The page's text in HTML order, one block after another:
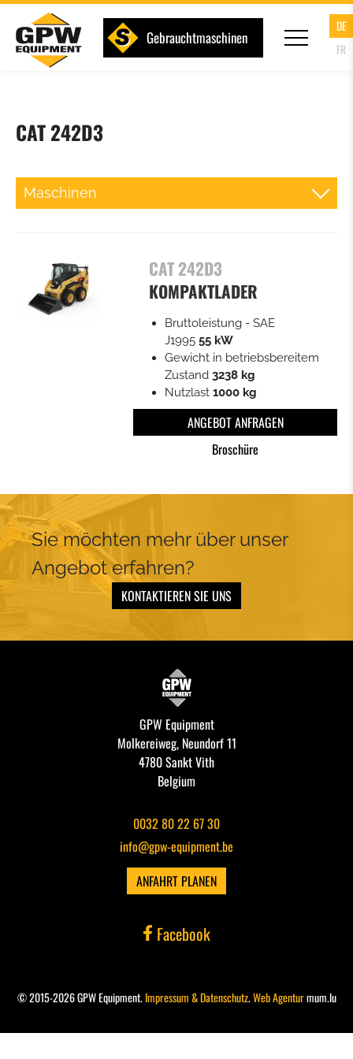
Gebrauchtmaschinen
DE
FR
CAT 242D3
Maschinen
KOMPAKTE RADLADER
RADLADER
KOMPAKT-KETTENLADER
KETTENDOZER
CAT 242D3
KOMPAKTLADER
Bruttoleistung - SAE
J1995 55 kW
Gewicht in betriebsbereitem
Zustand3238 kg
Nutzlast 1000 kg
ANGEBOT ANFRAGEN
Broschüre
Sie möchten mehr über unser
Angebot erfahren?
KONTAKTIEREN SIE UNS
GPW Equipment
Molkereiweg, Neundorf 11
4780 Sankt Vith
Belgium
0032 80 22 67 30
info@gpw-equipment.be
ANFAHRT PLANEN
Facebook
© 2015-2026 GPW Equipment.Impressum & Datenschutz.Web Agenturmum.lu